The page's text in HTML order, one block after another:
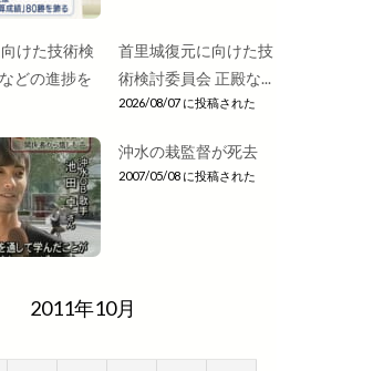
首里城復元に向けた技
術検討委員会 正殿な...
2026/08/07 に投稿された
沖水の栽監督が死去
2007/05/08 に投稿された
2011年10月